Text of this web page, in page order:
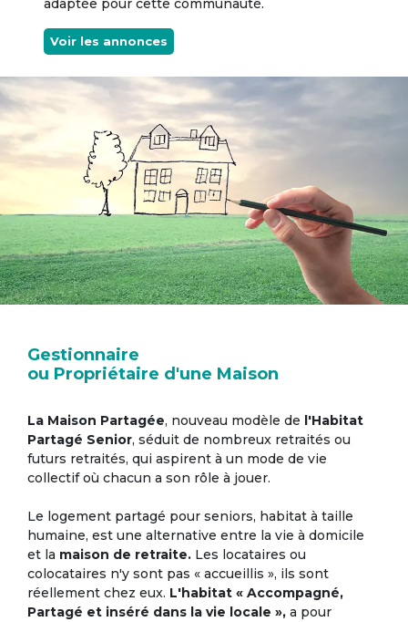
adaptée pour cette communauté.
Voir les annonces
Gestionnaire
ou Propriétaire d'une Maison
La Maison Partagée, nouveau modèle de l'Habitat
Partagé Senior, séduit de nombreux retraités ou
futurs retraités, qui aspirent à un mode de vie
collectif où chacun a son rôle à jouer.
Le logement partagé pour seniors, habitat à taille
humaine, est une alternative entre la vie à domicile
et la maison de retraite. Les locataires ou
colocataires n'y sont pas « accueillis », ils sont
réellement chez eux. L'habitat « Accompagné,
Partagé et inséré dans la vie locale », a pour